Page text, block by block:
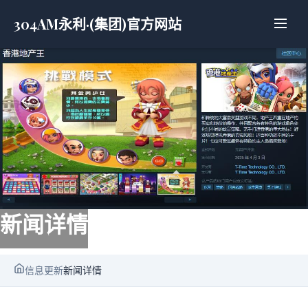
304AM永利·(集团)官方网站
新闻详情
信息更新新闻详情